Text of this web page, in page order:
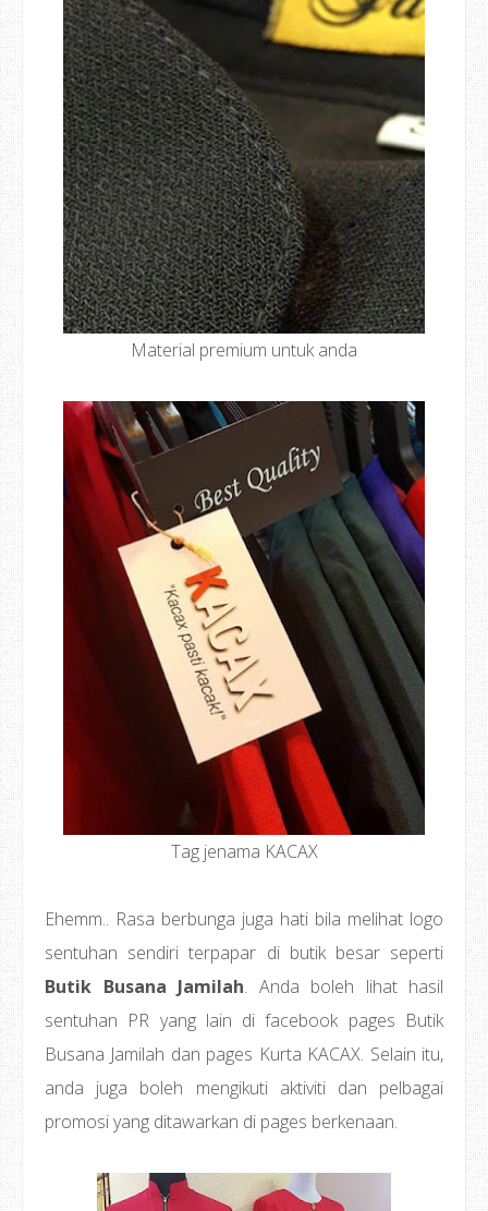
Material premium untuk anda
Tag jenama KACAX
Ehemm.. Rasa berbunga juga hati bila melihat logo
sentuhan sendiri terpapar di butik besar seperti
Butik Busana Jamilah. Anda boleh lihat hasil
sentuhan PR yang lain di facebook pages Butik
Busana Jamilah dan pages Kurta KACAX. Selain itu,
anda juga boleh mengikuti aktiviti dan pelbagai
promosi yang ditawarkan di pages berkenaan.